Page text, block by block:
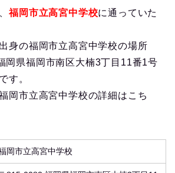
福岡市立高宮中学校に通っていた
身の福岡市立高宮中学校の場所
岡県福岡市南区大楠3丁目11番1号
す。
岡市立高宮中学校の詳細はこち
岡市立高宮中学校